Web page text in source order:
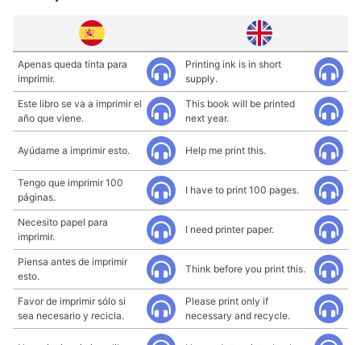
Apenas queda tinta para
imprimir.
Printing ink is in short
supply.
Este libro se va a imprimir el
año que viene.
This book will be printed
next year.
Ayúdame a imprimir esto. Help me print this.
Tengo que imprimir 100
páginas.
I have to print 100 pages.
Necesito papel para
imprimir.
I need printer paper.
Piensa antes de imprimir
esto.
Think before you print this.
Favor de imprimir sólo si
sea necesario y recicla.
Please print only if
necessary and recycle.